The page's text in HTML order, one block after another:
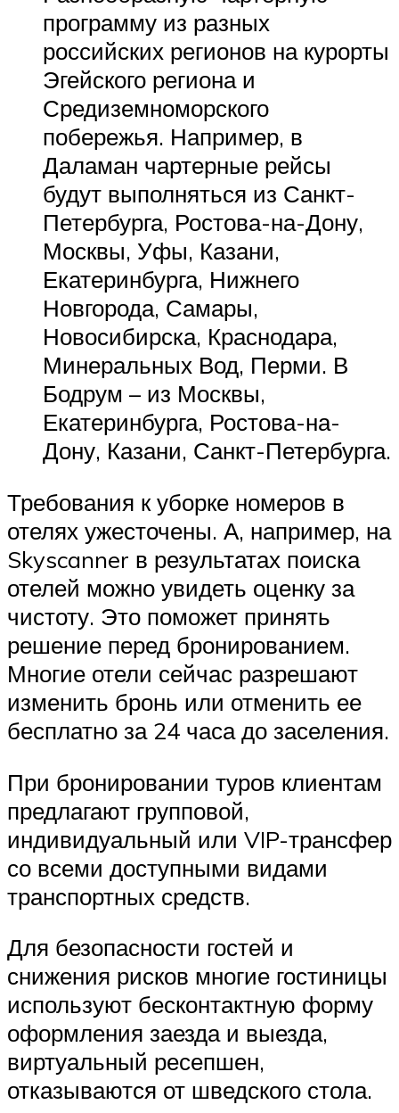
программу из разных
российских регионов на курорты
Эгейского региона и
Средиземноморского
побережья. Например, в
Даламан чартерные рейсы
будут выполняться из Санкт-
Петербурга, Ростова-на-Дону,
Москвы, Уфы, Казани,
Екатеринбурга, Нижнего
Новгорода, Самары,
Новосибирска, Краснодара,
Минеральных Вод, Перми. В
Бодрум – из Москвы,
Екатеринбурга, Ростова-на-
Дону, Казани, Санкт-Петербурга.
Требования к уборке номеров в
отелях ужесточены. А, например, на
Skyscanner в результатах поиска
отелей можно увидеть оценку за
чистоту. Это поможет принять
решение перед бронированием.
Многие отели сейчас разрешают
изменить бронь или отменить ее
бесплатно за 24 часа до заселения.
При бронировании туров клиентам
предлагают групповой,
индивидуальный или VIP-трансфер
со всеми доступными видами
транспортных средств.
Для безопасности гостей и
снижения рисков многие гостиницы
используют бесконтактную форму
оформления заезда и выезда,
виртуальный ресепшен,
отказываются от шведского стола.